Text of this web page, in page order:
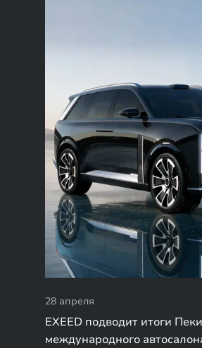
28 апреля
EXEED подводит итоги
международного